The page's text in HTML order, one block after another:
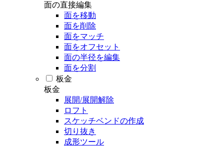
面の直接編集
面を移動
面を削除
面をマッチ
面をオフセット
面の半径を編集
面を分割
板金
板金
展開/展開解除
ロフト
スケッチベンドの作成
切り抜き
成形ツール